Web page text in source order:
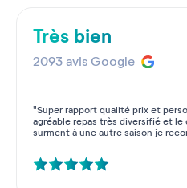
Très bien
2093 avis Google
"Super rapport qualité prix et
agréable repas très diversifié et le
surment à une autre saison je